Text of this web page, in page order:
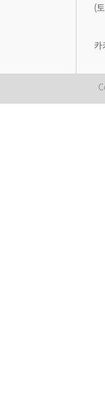
(
카